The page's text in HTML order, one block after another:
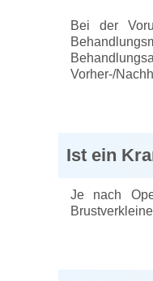
Bei der
Vorher-/
Ist ein
Je nach